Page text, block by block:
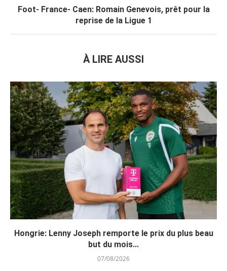
Foot- France- Caen: Romain Genevois, prêt pour la
reprise de la Ligue 1
À LIRE AUSSI
Hongrie: Lenny Joseph remporte le prix du plus beau
but du mois...
07/08/2026